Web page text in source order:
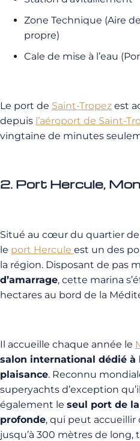
Zone Technique (Aire
propre)
Cale de mise à l’eau
Le port de Saint-Tropez est
depuis l’aéroport de Saint-
vingtaine de minutes
2. Port Hercule,
Situé au cœur du quartier de
le port Hercule est un des
la région. Disposant de pas
d’amarrage, cette marina
hectares au bord de la
Il accueille chaque année le
salon international dédié à
plaisance. Reconnu
superyachts d’exception
également le seul port de la
profonde, qui peut accueillir
jusqu’à 300 mètres de long,